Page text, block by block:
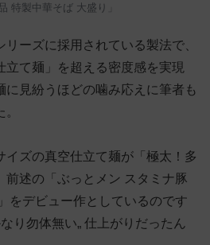
特製中華そば 大盛り」
リーズに採用されている製法で、
立て麺」を超える密度感を実現
に見紛うほどの噛み応えに筆者も
イズの真空仕立て麺が「極太！多
前述の「ぶっとメン スタミナ豚
をデビュー作としているのです
り勿体無い„ 仕上がりだったん